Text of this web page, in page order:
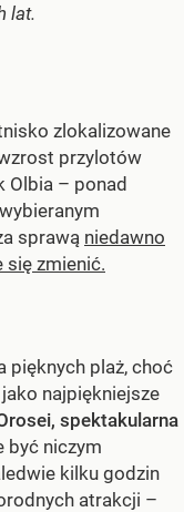
lat.
zlokalizowane
przylotów
Olbia – ponad
sprawą niedawno
się zmienić.
pięknych plaż, choć
najpiękniejsze
spektakularna
być niczym
kilku godzin
atrakcji –